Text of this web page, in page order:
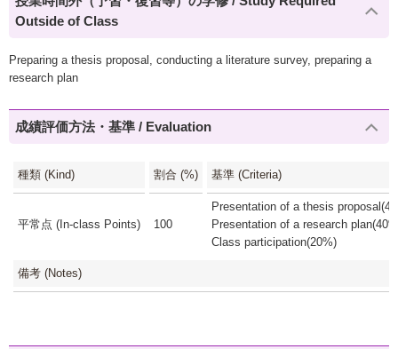
Outside of Class
Preparing a thesis proposal, conducting a literature survey, preparing a
research plan
成績評価方法・基準 / Evaluation
種類 (Kind) 割合 (%) 基準 (Criteria)
平常点 (In-class Points) 100
Presentation of a thesis
Presentation of a research
Class participation(20%)
備考 (Notes)